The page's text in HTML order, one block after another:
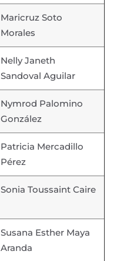
Maricruz Soto
Morales
Nelly Janeth
Sandoval Aguilar
Nymrod Palomino
González
Patricia Mercadillo
Pérez
Sonia Toussaint Caire
Susana Esther Maya
Aranda